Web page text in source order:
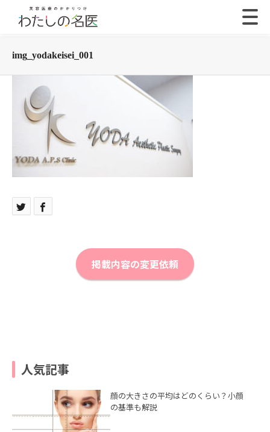
img_yodakeisei_001
掲載内容の変更依頼
人気記事
顔の大きさの平均はどのくらい？小顔
の基準も解説